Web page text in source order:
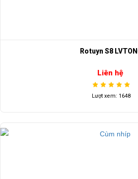
Rotuyn S8
Liên hệ
Lượt xem: 1648